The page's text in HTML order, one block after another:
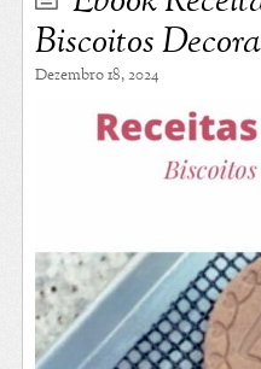
Biscoitos
Dezembro 18, 2024